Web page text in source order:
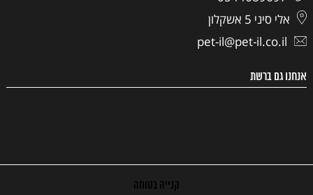
אלי סיני 5 אשקלון
pet-il@pet-il.co.il
אנחנו גם ברשת
קנייה בטוחה